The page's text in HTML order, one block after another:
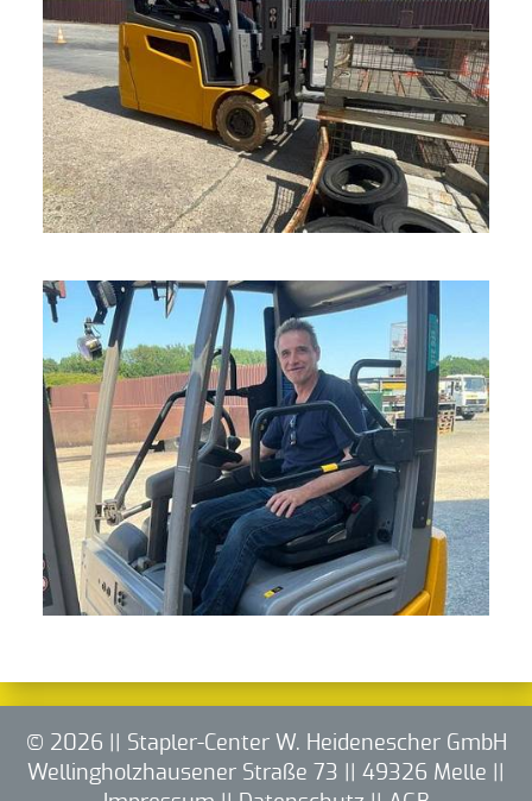
© 2026 || Stapler-Center W. Heidenescher GmbH
Wellingholzhausener Straße 73 || 49326 Melle ||